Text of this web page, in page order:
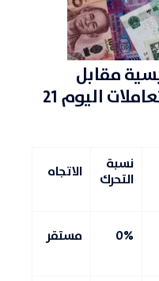
مقابل
الدولار الأمريكي خلال تعاملات اليوم 21
نسبة
التحرك الاتجاه
0% مستقر